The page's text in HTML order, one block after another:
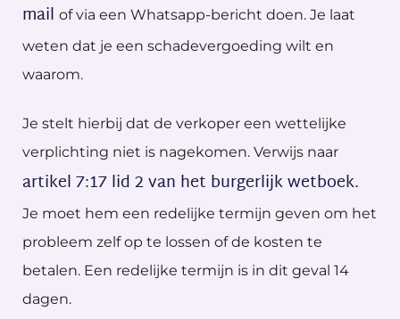
mail of via een Whatsapp-bericht doen. Je laat
weten dat je een schadevergoeding wilt en
waarom.
Je stelt hierbij dat de verkoper een wettelijke
verplichting niet is nagekomen. Verwijs naar
artikel 7:17 lid 2 van het burgerlijk wetboek.
Je moet hem een redelijke termijn geven om het
probleem zelf op te lossen of de kosten te
betalen. Een redelijke termijn is in dit geval 14
dagen.